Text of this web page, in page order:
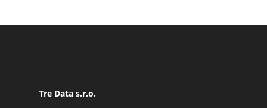
Tre Data s.r.o.